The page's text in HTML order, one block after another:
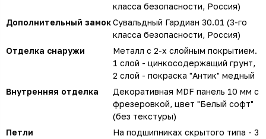
класса безопасности, Россия)
Дополнительный замокСувальдный Гардиан 30.01 (3-го
класса безопасности, Россия)
Отделка снаружи
Металл с 2-х слойным покрытием.
1 слой - цинкосодержащий грунт,
2 слой - покраска "Антик" медный
Внутренняя отделка
Декоративная MDF панель 10 мм с
фрезеровкой, цвет "Белый софт"
(без текстуры)
Петли
На подшипниках скрытого типа - 3